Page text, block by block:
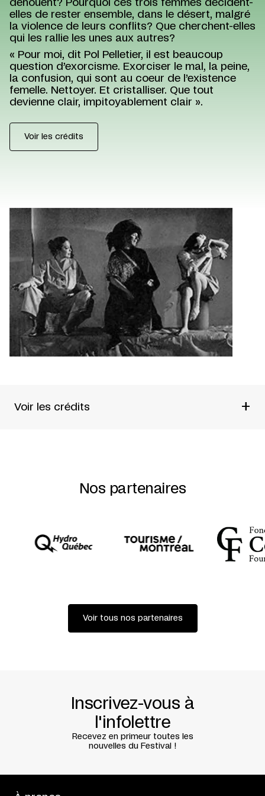
dénouent? Pourquoi ces trois femmes décident-
elles de rester ensemble, dans le désert, malgré
la violence de leurs conflits? Que cherchent-elles
qui les rallie les unes aux autres?
« Pour moi, dit Pol Pelletier, il est beaucoup
question d’exorcisme. Exorciser le mal, la peine,
la confusion, qui sont au coeur de l’existence
femelle. Nettoyer. Et cristalliser. Que tout
devienne clair, impitoyablement clair ».
Voir les crédits
Voir les crédits +
Nos partenaires
Voir tous nos partenaires
Inscrivez-vous à
l'infolettre
Recevez en primeur toutes les
nouvelles du Festival !